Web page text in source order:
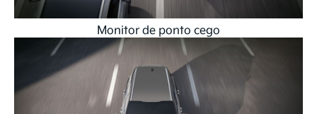
Monitor de ponto cego